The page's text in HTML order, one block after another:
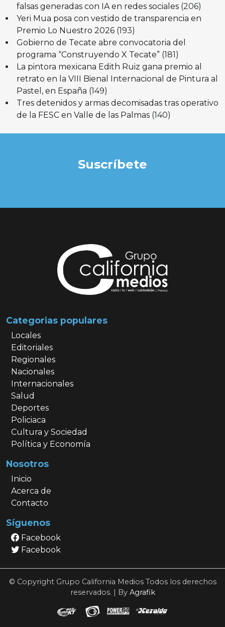
falsas generadas con IA en redes sociales (206)
Yeri Mua posa con vestido de transparencia en
Premio Lo Nuestro 2026 (193)
Gobierno de Tecate abre convocatoria del
programa “Construyendo X Tecate” (181)
La pintora mexicana Edith Ruiz gana premio al
retrato en la VIII Bienal Internacional de Pintura al
Pastel, en España (149)
Tres detenidos y armas decomisadas tras operativo
de la FESC en Valle de las Palmas (140)
Suscríbete
Categorias populares
Locales
Editoriales
Regionales
Nacionales
Internacionales
Salud
Deportes
Policiaca
Cultura y Sociedad
Política y Economía
Nosotros
Inicio
Acerca de
Contacto
Síguenos
Facebook
Facebook
© Copyright Grupo California Medios Todos los derechos
reservados. | By Agrafik